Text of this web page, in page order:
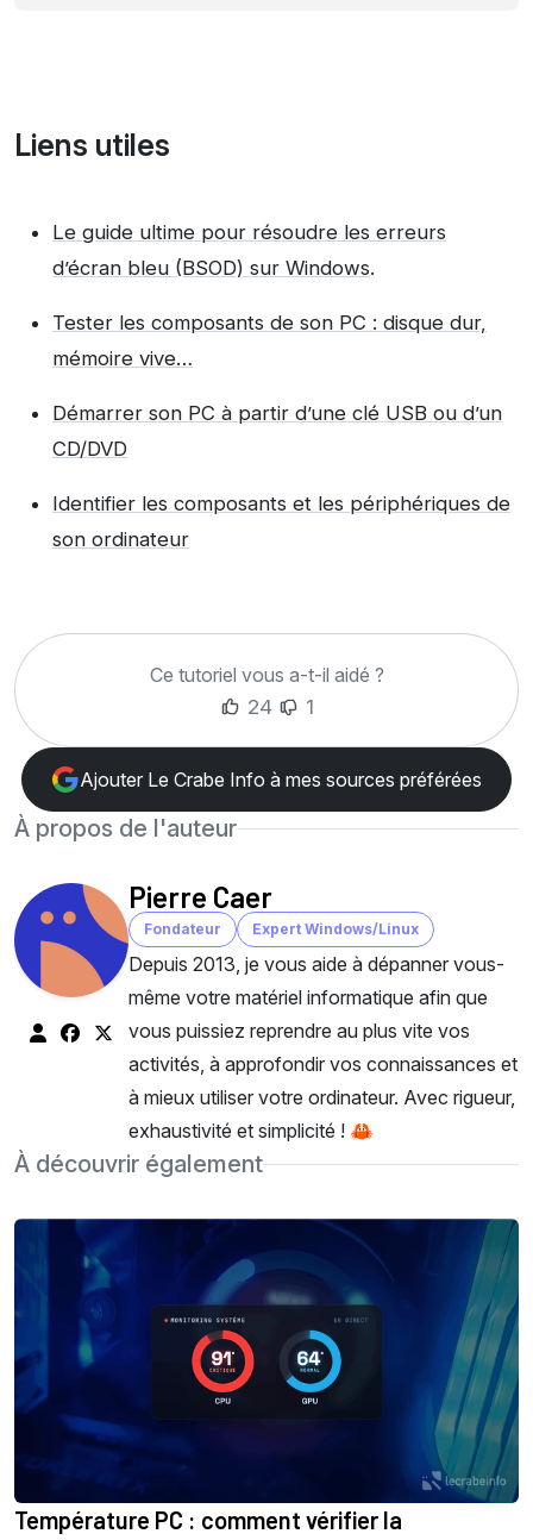
Liens utiles
Le guide ultime pour résoudre les erreurs
d’écran bleu (BSOD) sur Windows.
Tester les composants de son PC : disque dur,
mémoire vive…
Démarrer son PC à partir d’une clé USB ou d’un
CD/DVD
Identifier les composants et les périphériques de
son ordinateur
Ce tutoriel vous a-t-il aidé ?
24
1
Ajouter Le Crabe Info à mes sources préférées
À propos de l'auteur
Pierre Caer
Fondateur Expert Windows/Linux
Depuis 2013, je vous aide à dépanner vous-
même votre matériel informatique afin que
vous puissiez reprendre au plus vite vos
activités, à approfondir vos connaissances et
à mieux utiliser votre ordinateur. Avec rigueur,
exhaustivité et simplicité ! 🦀
À découvrir également
Température PC : comment vérifier la